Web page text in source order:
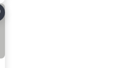
na seznam oblíbených hotelů